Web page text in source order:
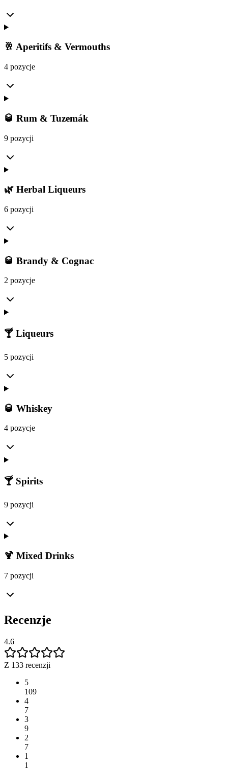
🥂 Aperitifs & Vermouths
4 pozycje
🥃 Rum & Tuzemák
9 pozycji
🌿 Herbal Liqueurs
6 pozycji
🥃 Brandy & Cognac
2 pozycje
🍸 Liqueurs
5 pozycji
🥃 Whiskey
4 pozycje
🍸 Spirits
9 pozycji
🍹 Mixed Drinks
7 pozycji
Recenzje
4.6
Z 133 recenzji
5
109
4
7
3
9
2
7
1
1